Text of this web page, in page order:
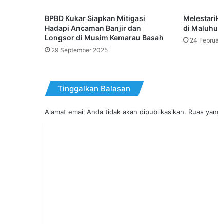
BPBD Kukar Siapkan Mitigasi
Hadapi Ancaman Banjir dan
Longsor di Musim Kemarau Basah
29 September 2025
di Maluhu
24
Tinggalkan Balasan
Alamat email Anda tidak akan dipublikasikan. Ruas